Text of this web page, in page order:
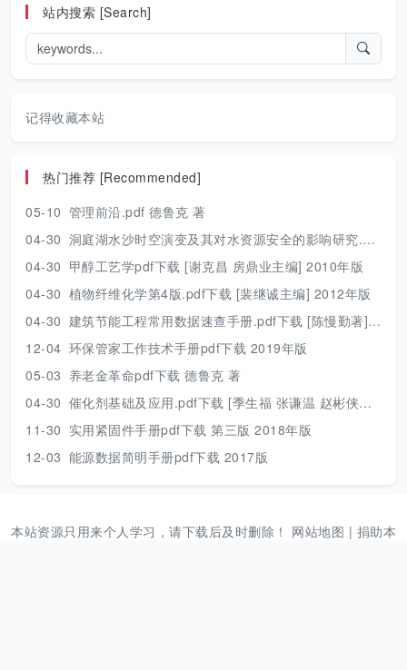
站内搜索 [Search]
记得收藏本站
热门推荐 [Recommended]
05-10 管理前沿.pdf 德鲁克 著
04-30 洞庭湖水沙时空演变及其对水资源安全的影响研究.pdf 胡光伟 著 2017年版
04-30 甲醇工艺学pdf下载 [谢克昌 房鼎业主编] 2010年版
04-30 植物纤维化学第4版.pdf下载 [裴继诚主编] 2012年版
04-30 建筑节能工程常用数据速查手册.pdf下载 [陈慢勤著] 2010年版
12-04 环保管家工作技术手册pdf下载 2019年版
05-03 养老金革命pdf下载 德鲁克 著
04-30 催化剂基础及应用.pdf下载 [季生福 张谦温 赵彬侠编] 2011年版
11-30 实用紧固件手册pdf下载 第三版 2018年版
12-03 能源数据简明手册pdf下载 2017版
本站资源只用来个人学习，请下载后及时删除！ 网站地图 | 捐助本